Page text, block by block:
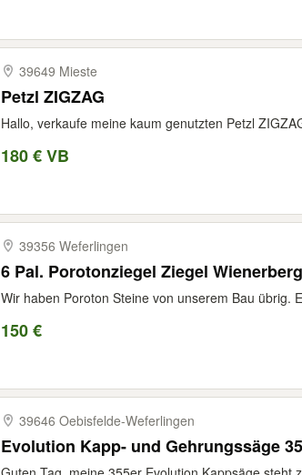
39649 Mieste
Petzl ZIGZAG
Hallo, verkaufe meine kaum genutzten Petzl
180 € VB
39356 Weferlingen
6 Pal. Porotonziegel Ziegel
Wir haben Poroton Steine von unserem Bau übrig.
150 €
39646 Oebisfelde-​Weferlingen
Evolution Kapp- und Gehrungssäge